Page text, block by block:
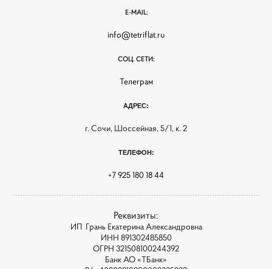
E-MAIL:
info@tetriflat.ru
СОЦ. СЕТИ:
Телеграм
АДРЕС:
г. Сочи, Шоссейная, 5/1, к. 2
ТЕЛЕФОН:
+7 925 180 18 44
Реквизиты:
ИП Грань Екатерина Александровна
ИНН 891302485850
ОГРН 321508100244392
Банк АО «ТБанк»